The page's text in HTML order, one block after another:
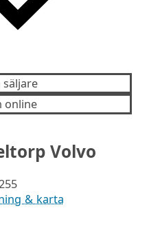
online
Volvo
& karta